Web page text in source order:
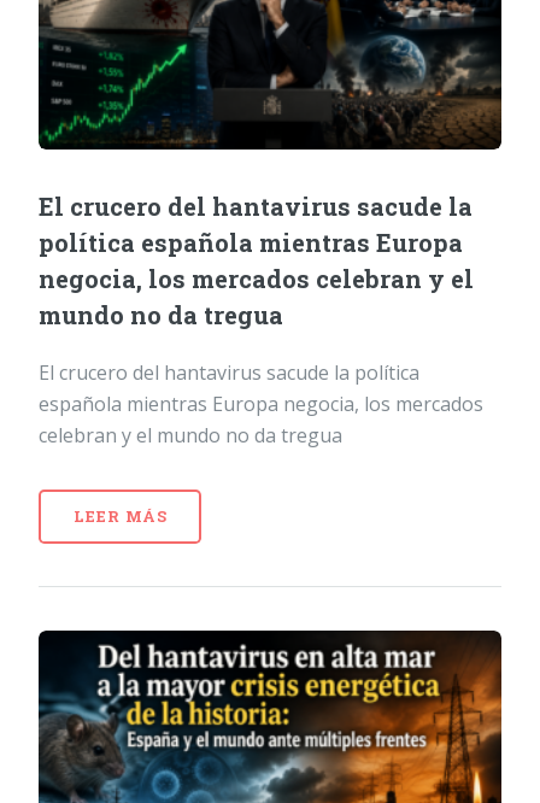
El crucero del hantavirus sacude la
política española mientras Europa
negocia, los mercados celebran y el
mundo no da tregua
El crucero del hantavirus sacude la política
española mientras Europa negocia, los mercados
celebran y el mundo no da tregua
LEER MÁS